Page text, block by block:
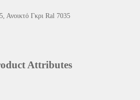
Ανοικτό Γκρι Ral 7035
Attributes